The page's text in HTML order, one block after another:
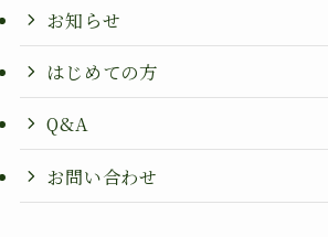
お知らせ
はじめての方
Q&A
お問い合わせ